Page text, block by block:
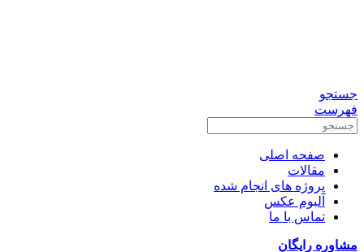
جستجو
فهرست
صفحه اصلی
مقالات
پروژه های انجام شده
آلبوم عکس
تماس با ما
مشاوره رایگان